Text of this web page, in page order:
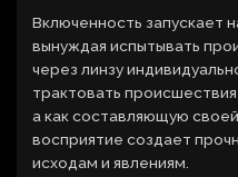
Включенность запускает
вынуждая испытывать
через линзу
трактовать
а как составляющую
восприятие создает
исходам и явлениям.